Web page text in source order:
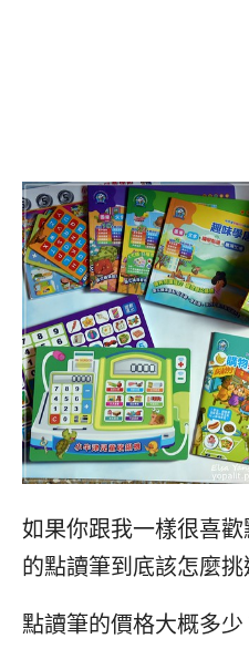
如果你跟我一樣很喜
的點讀筆到底該怎麼挑
點讀筆的價格大概多